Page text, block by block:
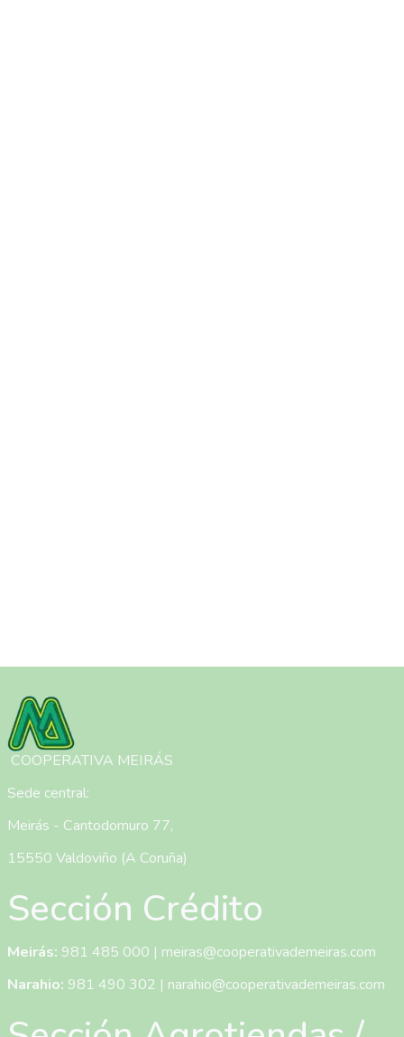
Imagen
COOPERATIVA MEIRÁS
Sede central:
Meirás - Cantodomuro 77,
15550 Valdoviño (A Coruña)
Sección Crédito
Meirás: 981 485 000 | meiras@cooperativademeiras.com
Narahio: 981 490 302 | narahio@cooperativademeiras.com